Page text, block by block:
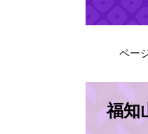
ペー
福知